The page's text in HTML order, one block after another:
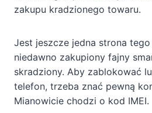
zakupu kradzionego towaru.
Jest jeszcze jedna strona
niedawno zakupiony fajny
skradziony. Aby zablokować
telefon, trzeba znać pewną
Mianowicie chodzi o kod IMEI.